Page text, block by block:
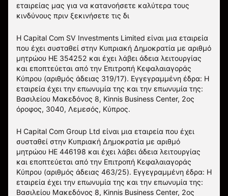
εταιρείας μας για να κατανοήσετε καλύτερα τους
κινδύνους πριν ξεκινήσετε τις δι
Η Capital Com SV Investments Limited είναι μια εταιρεία
που έχει συσταθεί στην Κυπριακή Δημοκρατία με αριθμό
μητρώου HE 354252 και έχει λάβει άδεια λειτουργίας
και εποπτεύεται από την Επιτροπή Κεφαλαιαγοράς
Κύπρου (αριθμός άδειας 319/17). Εγγεγραμμένη έδρα: Η
εταιρεία έχει την επωνυμία της και την επωνυμία της:
Βασιλείου Μακεδόνος 8, Kinnis Business Center, 2ος
όροφος, 3040, Λεμεσός, Κύπρος.
Η Capital Com Group Ltd είναι μια εταιρεία που έχει
συσταθεί στην Κυπριακή Δημοκρατία με αριθμό
μητρώου ΗΕ 446198 και έχει λάβει άδεια λειτουργίας
και εποπτεύεται από την Επιτροπή Κεφαλαιαγοράς
Κύπρου (αριθμός άδειας 463/25). Εγγεγραμμένη έδρα: Η
εταιρεία έχει την επωνυμία της και την επωνυμία της:
Βασιλείου Μακεδόνος 8, Kinnis Business Center, 2ος